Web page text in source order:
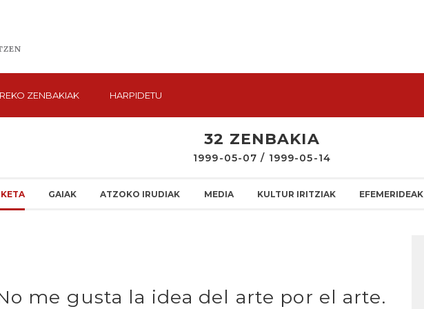
ZENBAKIAK HARPIDETU
32 ZENBAKIA
1999-05-07 / 1999-05-14
GAIAK ATZOKO IRUDIAK MEDIA KULTUR IRITZIAK EFEMERIDEAK
me gusta la idea del arte por el arte.